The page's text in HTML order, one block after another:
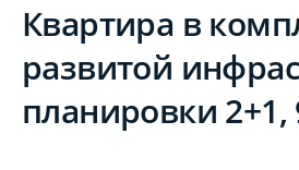
Квартира в
развитой
планировки